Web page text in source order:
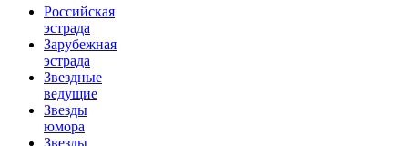
Российская
эстрада
Зарубежная
эстрада
Звездные
ведущие
Звезды
юмора
Звезды